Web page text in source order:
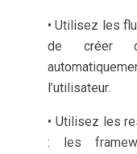
• Utilisez les
de créer
l’utilisateur.
• Utilisez les
: les